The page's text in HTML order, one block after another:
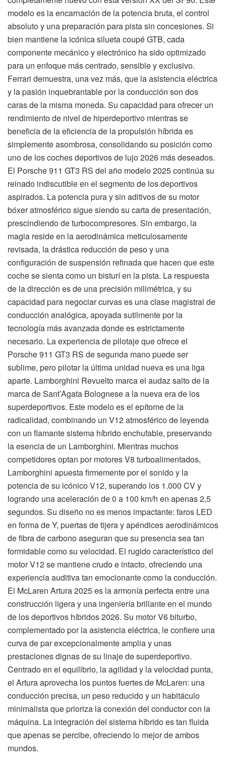
modelo es la encarnación de la potencia bruta, el control
absoluto y una preparación para pista sin concesiones. Si
bien mantiene la icónica silueta coupé GTB, cada
componente mecánico y electrónico ha sido optimizado
para un enfoque más centrado, sensible y exclusivo.
Ferrari demuestra, una vez más, que la asistencia eléctrica
y la pasión inquebrantable por la conducción son dos
caras de la misma moneda. Su capacidad para ofrecer un
rendimiento de nivel de hiperdeportivo mientras se
beneficia de la eficiencia de la propulsión híbrida es
simplemente asombrosa, consolidando su posición como
uno de los coches deportivos de lujo 2026 más deseados.
El Porsche 911 GT3 RS del año modelo 2025 continúa su
reinado indiscutible en el segmento de los deportivos
aspirados. La potencia pura y sin aditivos de su motor
bóxer atmosférico sigue siendo su carta de presentación,
prescindiendo de turbocompresores. Sin embargo, la
magia reside en la aerodinámica meticulosamente
revisada, la drástica reducción de peso y una
configuración de suspensión refinada que hacen que este
coche se sienta como un bisturí en la pista. La respuesta
de la dirección es de una precisión milimétrica, y su
capacidad para negociar curvas es una clase magistral de
conducción analógica, apoyada sutilmente por la
tecnología más avanzada donde es estrictamente
necesario. La experiencia de pilotaje que ofrece el
Porsche 911 GT3 RS de segunda mano puede ser
sublime, pero pilotar la última unidad nueva es una liga
aparte. Lamborghini Revuelto marca el audaz salto de la
marca de Sant’Agata Bolognese a la nueva era de los
superdeportivos. Este modelo es el epítome de la
radicalidad, combinando un V12 atmosférico de leyenda
con un flamante sistema híbrido enchufable, preservando
la esencia de un Lamborghini. Mientras muchos
competidores optan por motores V8 turboalimentados,
Lamborghini apuesta firmemente por el sonido y la
potencia de su icónico V12, superando los 1.000 CV y
logrando una aceleración de 0 a 100 km/h en apenas 2,5
segundos. Su diseño no es menos impactante: faros LED
en forma de Y, puertas de tijera y apéndices aerodinámicos
de fibra de carbono aseguran que su presencia sea tan
formidable como su velocidad. El rugido característico del
motor V12 se mantiene crudo e intacto, ofreciendo una
experiencia auditiva tan emocionante como la conducción.
El McLaren Artura 2025 es la armonía perfecta entre una
construcción ligera y una ingeniería brillante en el mundo
de los deportivos híbridos 2026. Su motor V6 biturbo,
complementado por la asistencia eléctrica, le confiere una
curva de par excepcionalmente amplia y unas
prestaciones dignas de su linaje de superdeportivo.
Centrado en el equilibrio, la agilidad y la velocidad punta,
el Artura aprovecha los puntos fuertes de McLaren: una
conducción precisa, un peso reducido y un habitáculo
minimalista que prioriza la conexión del conductor con la
máquina. La integración del sistema híbrido es tan fluida
que apenas se percibe, ofreciendo lo mejor de ambos
mundos.